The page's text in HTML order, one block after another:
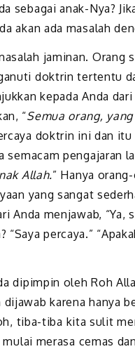
sebagai anak-Nya?
akan ada masalah
jaminan. Orang
doktrin tertentu
kepada Anda
“Semua orang,
doktrin ini dan
semacam pengajaran
Allah.” Hanya
yang sangat
Anda menjawab, “Ya,
percaya.”
dipimpin oleh Roh
karena hanya
tiba-tiba kita sulit
merasa cemas